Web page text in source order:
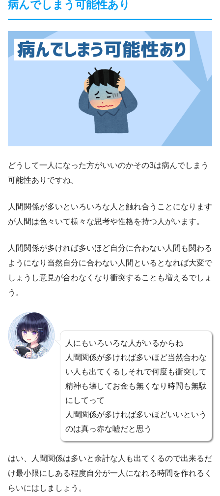
病んでしまう可能性あり
どうして一人になった方がいいのかその3は病んでしまう
可能性ありですね。
人間関係が多いといろいろな人と触れ合うことになります
が人間は色々いて様々な思考や性格を持つ人がいます。
人間関係が多ければ多いほど自分に合わない人間も関わる
ようになり当然自分に合わない人間といるとなれば大変で
しょうし意見が合わなくなり衝突することも増えるでしょ
う。
人にもいろいろな人がいるからね
人間関係が多ければ多いほど当然合わな
い人も出てくるしそれで何度も衝突して
精神も壊してお金も無くなり時間も無駄
にしてって
人間関係が多ければ多いほどいいという
のは真っ赤な嘘だと思う
はい、人間関係は多いと余計な人も出てくるので出来るだ
け最小限にしある程度自分が一人になれる時間を作れるく
らいにはしましょう。